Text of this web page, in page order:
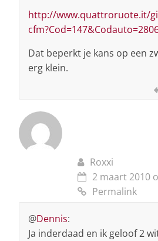
http://www.quattroruote.it/
Dat beperkt je kans op een
erg klein.
Roxxi
2 maart 2010
Permalink
@Dennis:
Ja inderdaad en ik geloof 2